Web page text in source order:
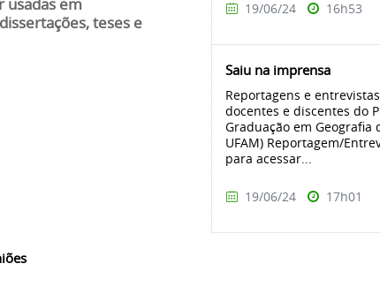
usadas em
teses e
19/06/24 16h53
Saiu na imprensa
Reportagens e
docentes e discentes do
Graduação em Geografia
UFAM) Reportagem/
para acessar...
19/06/24 17h01